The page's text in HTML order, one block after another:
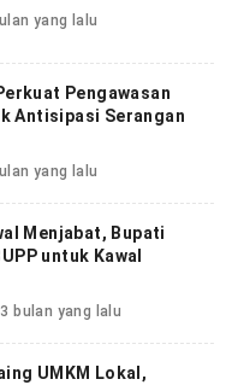
yang lalu
Pengawasan
Antisipasi Serangan
yang lalu
Menjabat, Bupati
untuk Kawal
3 bulan yang lalu
UMKM Lokal,